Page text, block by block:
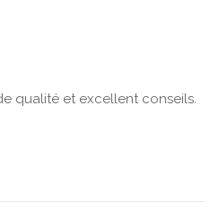
qualité et excellent conseils.